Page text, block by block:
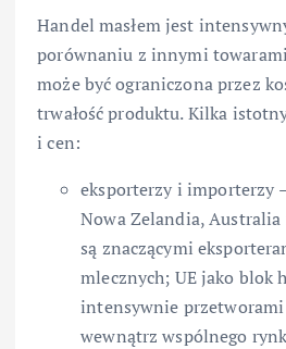
Handel masłem jest
porównaniu z innymi
może być ograniczona przez
trwałość produktu. Kilka
i cen:
eksporterzy i importerzy
Nowa Zelandia,
są znaczącymi
mlecznych; UE jako blok
intensywnie
wewnątrz wspólnego